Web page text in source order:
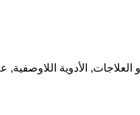
و العلاجات, الأدوية اللاوصفية,